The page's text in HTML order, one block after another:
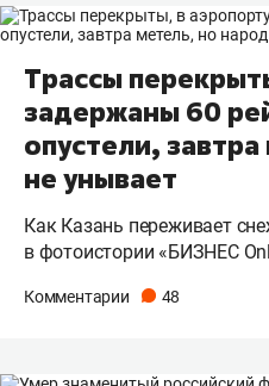
Трассы
задержаны 60
опустели,
не унывает
Как Казань переживает
в фотоистории «БИЗНЕС
Комментарии 48